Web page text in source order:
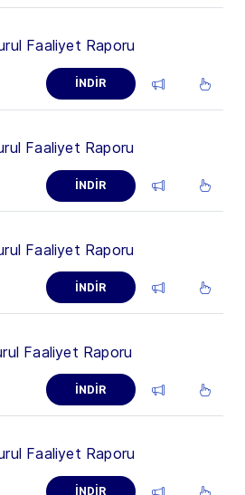
Faaliyet Raporu
İNDİR
Faaliyet Raporu
İNDİR
Faaliyet Raporu
İNDİR
Faaliyet Raporu
İNDİR
Faaliyet Raporu
İNDİR